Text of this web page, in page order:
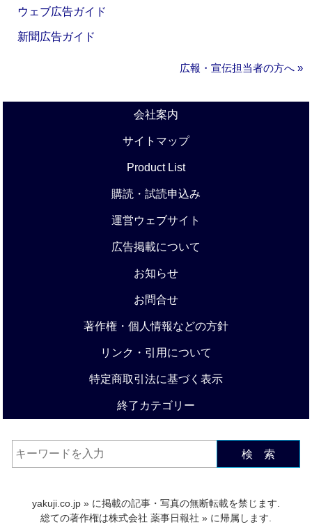
ウェブ広告ガイド
新聞広告ガイド
広報・宣伝担当者の方へ »
会社案内
サイトマップ
Product List
購読・試読申込み
運営ウェブサイト
広告掲載について
お知らせ
お問合せ
著作権・個人情報などの方針
リンク・引用について
特定商取引法に基づく表示
終了カテゴリー
検 索
yakuji.co.jp » に掲載の記事・写真の無断転載を禁じます.
総ての著作権は株式会社 薬事日報社 » に帰属します.